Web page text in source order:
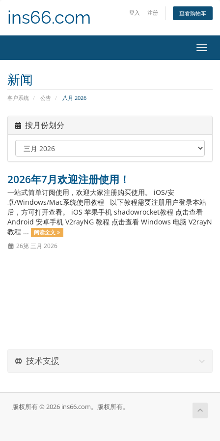
登入 注册 查看购物车
ins66.com
切
换
新闻
客户系统 公告 八月 2026
按月份划分
2026年7月欢迎注册使用！
一站式简单订阅使用，欢迎大家注册购买使用。 iOS/安
卓/Windows/Mac系统使用教程 以下教程需要注册用户登录本站
后，方可打开查看。 iOS 苹果手机 shadowrocket教程 点击查看
Android 安卓手机 V2rayNG 教程 点击查看 Windows 电脑 V2rayN
教程 ...
阅读全文 »
26第 三月 2026
技术支援
版权所有 © 2026 ins66.com。版权所有。